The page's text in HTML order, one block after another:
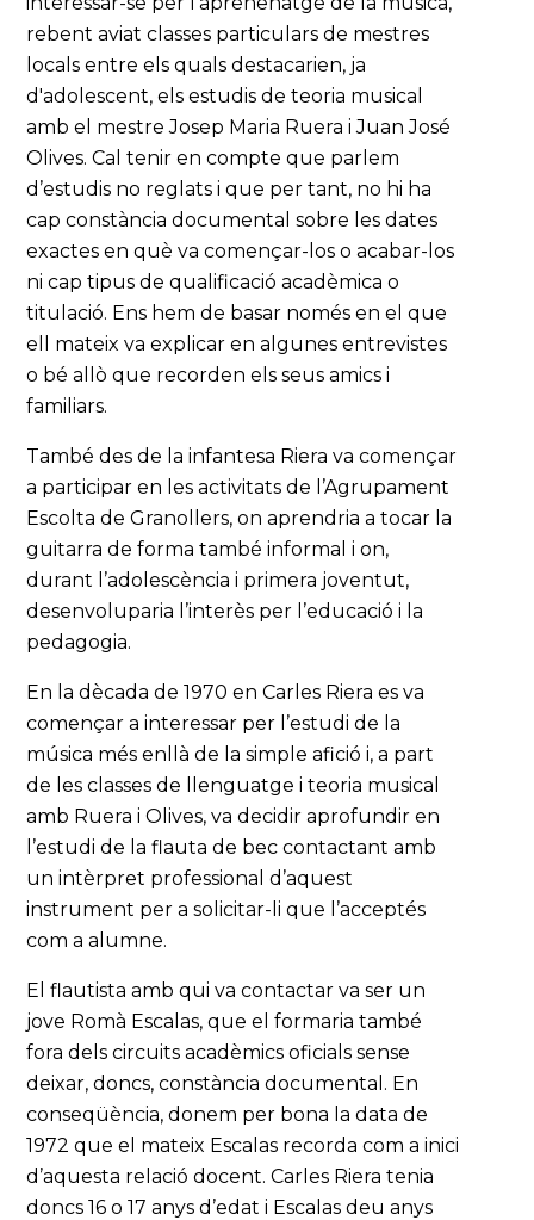
rebent aviat classes particulars de mestres
locals entre els quals destacarien, ja
d'adolescent, els estudis de teoria musical
amb el mestre Josep Maria Ruera i Juan José
Olives. Cal tenir en compte que parlem
d’estudis no reglats i que per tant, no hi ha
cap constància documental sobre les dates
exactes en què va començar-los o acabar-los
ni cap tipus de qualificació acadèmica o
titulació. Ens hem de basar només en el que
ell mateix va explicar en algunes entrevistes
o bé allò que recorden els seus amics i
familiars.
També des de la infantesa Riera va començar
a participar en les activitats de l’Agrupament
Escolta de Granollers, on aprendria a tocar la
guitarra de forma també informal i on,
durant l’adolescència i primera joventut,
desenvoluparia l’interès per l’educació i la
pedagogia.
En la dècada de 1970 en Carles Riera es va
començar a interessar per l’estudi de la
música més enllà de la simple afició i, a part
de les classes de llenguatge i teoria musical
amb Ruera i Olives, va decidir aprofundir en
l’estudi de la flauta de bec contactant amb
un intèrpret professional d’aquest
instrument per a solicitar-li que l’acceptés
com a alumne.
El flautista amb qui va contactar va ser un
jove Romà Escalas, que el formaria també
fora dels circuits acadèmics oficials sense
deixar, doncs, constància documental. En
conseqüència, donem per bona la data de
1972 que el mateix Escalas recorda com a inici
d’aquesta relació docent. Carles Riera tenia
doncs 16 o 17 anys d’edat i Escalas deu anys